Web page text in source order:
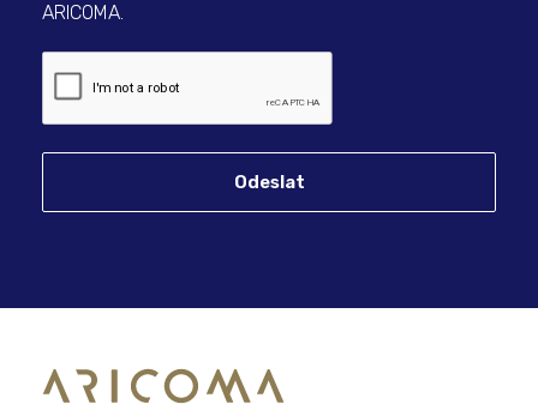
ARICOMA.
Odeslat